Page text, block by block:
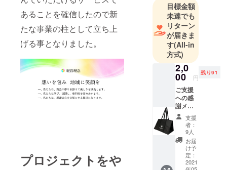
あることを確信したので新
たな事業の柱として立ち上
げる事となりました。
プロジェクトをや
目標金額
未達でも
リターン
が届きま
す(All-in
方式)
2,0
00 円
残り91
ご支援
への感
謝メー
ル ふと
ん巻き
のジ
ローオ
リジナ
ルラン
ドリー
支援
者：
9人
お届
け予
定：
2021